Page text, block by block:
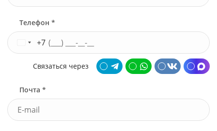
Телефон *
+7
Связаться через
Почта *